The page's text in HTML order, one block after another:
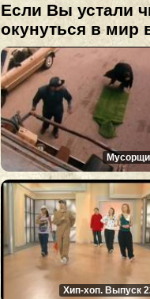
Если Вы устали
окунуться в мир
Хип-хоп. Выпуск